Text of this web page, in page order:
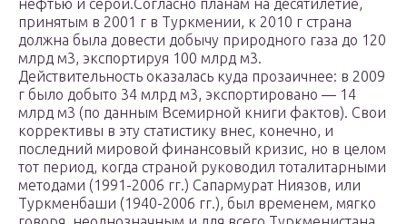
нефтью и серой.Согласно планам на десятилетие,
принятым в 2001 г в Туркмении, к 2010 г страна
должна была довести добычу природного газа до 120
млрд м3, экспортируя 100 млрд м3.
Действительность оказалась куда прозаичнее: в 2009
г было добыто 34 млрд м3, экспортировано — 14
млрд м3 (по данным Всемирной книги фактов). Свои
коррективы в эту статистику внес, конечно, и
последний мировой финансовый кризис, но в целом
тот период, когда страной руководил тоталитарными
методами (1991-2006 гг.) Сапармурат Ниязов, или
Туркменбаши (1940-2006 гг.), был временем, мягко